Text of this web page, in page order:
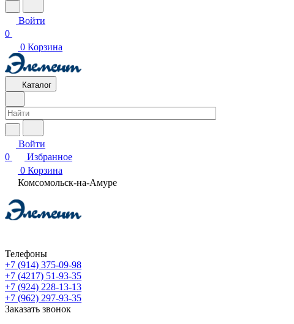
Войти
0
0 Корзина
Каталог
Войти
0
Избранное
0 Корзина
Комсомольск-на-Амуре
Телефоны
+7 (914) 375-09-98
+7 (4217) 51-93-35
+7 (924) 228-13-13
+7 (962) 297-93-35
Заказать звонок